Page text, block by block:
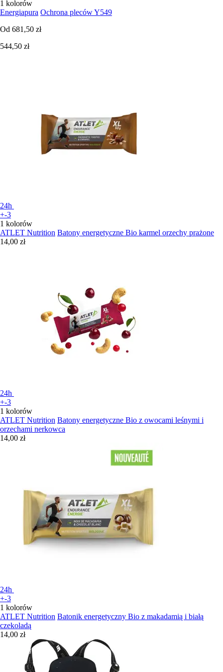
1 kolorów
Energiapura Ochrona pleców Y549
Od 681,50 zł
544,50 zł
24h
+-3
1 kolorów
ATLET Nutrition Batony energetyczne Bio karmel orzechy prażone
14,00 zł
24h
+-3
1 kolorów
ATLET Nutrition Batony energetyczne Bio z owocami leśnymi i
orzechami nerkowca
14,00 zł
24h
+-3
1 kolorów
ATLET Nutrition Batonik energetyczny Bio z makadamią i białą
czekoladą
14,00 zł